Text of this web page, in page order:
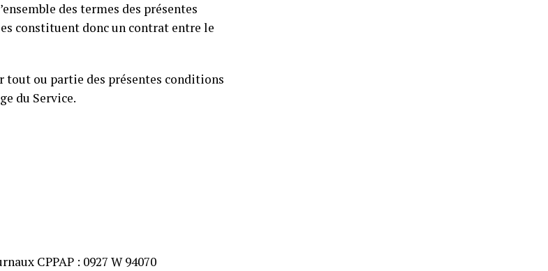
des termes des présentes
constituent donc un contrat entre le
tout ou partie des présentes conditions
du Service.
CPPAP : 0927 W 94070